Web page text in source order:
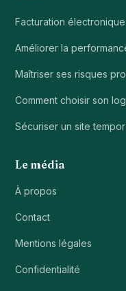
Facturation
Améliorer la
Maîtriser ses risques
Comment choisir son
Sécuriser un site
Le média
À propos
Contact
Mentions légales
Confidentialité